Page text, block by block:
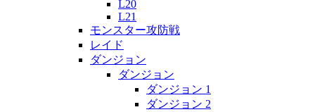
L20
L21
モンスター攻防戦
レイド
ダンジョン
ダンジョン
ダンジョン 1
ダンジョン 2